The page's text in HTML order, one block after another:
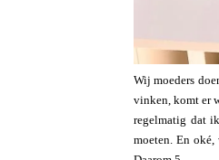
Wij moeders
vinken, komt er
regelmatig dat
moeten. En oké,